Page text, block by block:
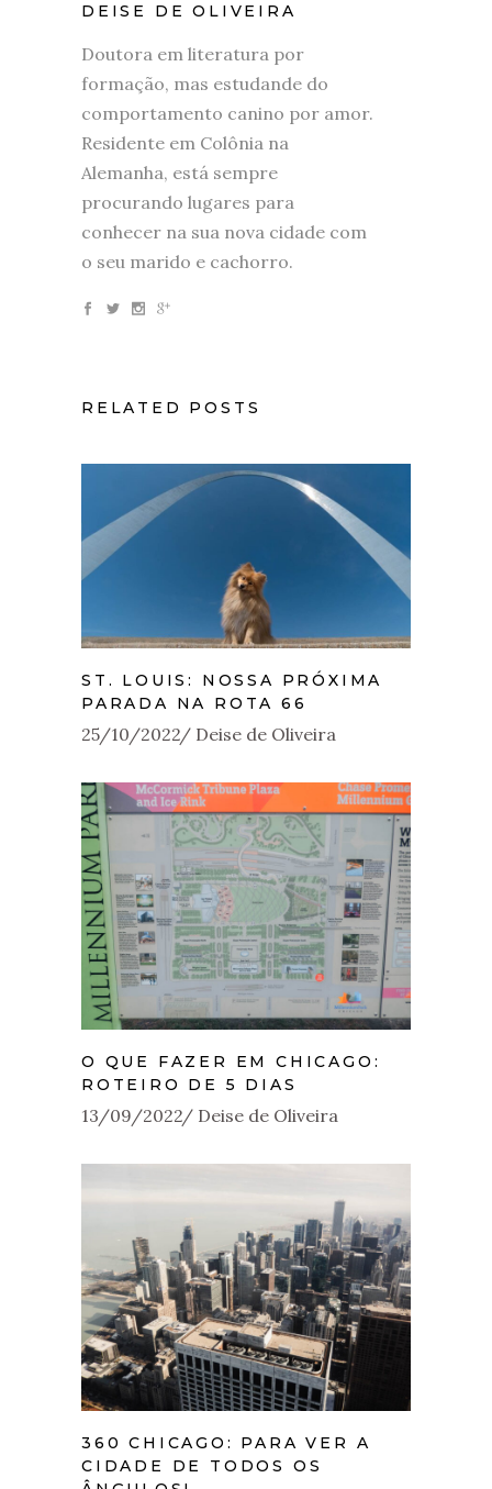
DEISE DE OLIVEIRA
Doutora em literatura por
formação, mas estudande do
comportamento canino por amor.
Residente em Colônia na
Alemanha, está sempre
procurando lugares para
conhecer na sua nova cidade com
o seu marido e cachorro.
RELATED POSTS
ST. LOUIS: NOSSA PRÓXIMA
PARADA NA ROTA 66
25/10/2022 Deise de Oliveira
O QUE FAZER EM CHICAGO:
ROTEIRO DE 5 DIAS
13/09/2022 Deise de Oliveira
360 CHICAGO: PARA VER A
CIDADE DE TODOS OS